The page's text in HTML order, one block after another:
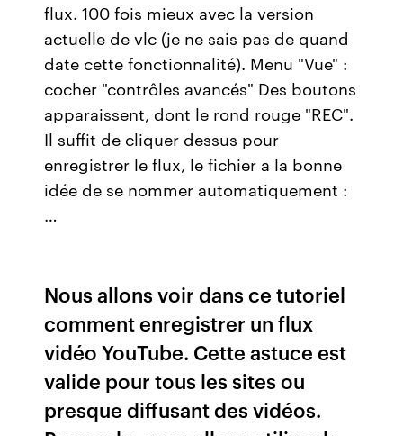
flux. 100 fois mieux avec la version
actuelle de vlc (je ne sais pas de quand
date cette fonctionnalité). Menu "Vue" :
cocher "contrôles avancés" Des boutons
apparaissent, dont le rond rouge "REC".
Il suffit de cliquer dessus pour
enregistrer le flux, le fichier a la bonne
idée de se nommer automatiquement :
…
Nous allons voir dans ce tutoriel
comment enregistrer un flux
vidéo YouTube. Cette astuce est
valide pour tous les sites ou
presque diffusant des vidéos.